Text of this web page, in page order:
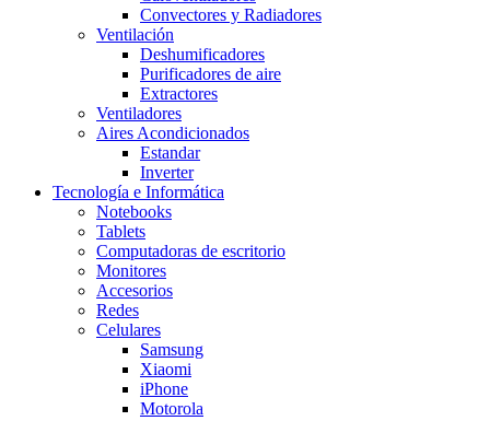
Convectores y Radiadores
Ventilación
Deshumificadores
Purificadores de aire
Extractores
Ventiladores
Aires Acondicionados
Estandar
Inverter
Tecnología e Informática
Notebooks
Tablets
Computadoras de escritorio
Monitores
Accesorios
Redes
Celulares
Samsung
Xiaomi
iPhone
Motorola